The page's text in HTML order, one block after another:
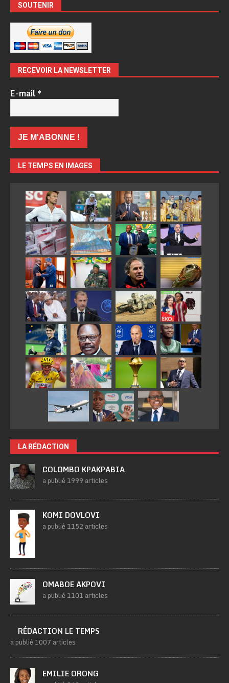
SOUTENIR
RECEVOIR LA NEWSLETTER
E-mail*
LE TEMPS EN IMAGES
LA RÉDACTION
COLOMBO KPAKPABIA
a publié 1999 articles
KOMI DOVLOVI
a publié 1152 articles
OMABOE AKPOVI
a publié 1101 articles
RÉDACTION LE TEMPS
a publié 1007 articles
EMILIE ORONG